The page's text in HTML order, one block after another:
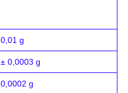
0,01 g
± 0,0003 g
0,0002 g